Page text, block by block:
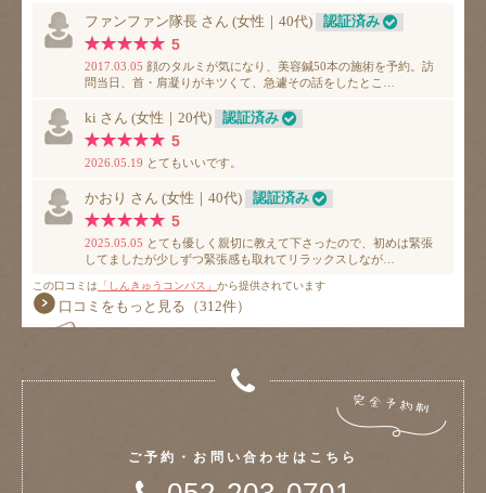
ご予約・お問い合わせはこちら